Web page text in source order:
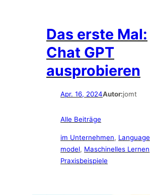
Das erste Mal:
Chat GPT
ausprobieren
Apr. 16, 2024Autor:jomt
Alle Beiträge
im Unternehmen, Language
model, Maschinelles Lernen
Praxisbeispiele